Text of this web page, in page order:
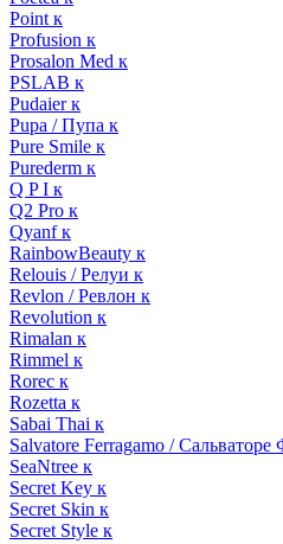
Point к
Profusion к
Prosalon Med к
PSLAB к
Pudaier к
Pupa / Пупа к
Pure Smile к
Purederm к
Q P I к
Q2 Pro к
Qyanf к
RainbowBeauty к
Relouis / Релуи к
Revlon / Ревлон к
Revolution к
Rimalan к
Rimmel к
Rorec к
Rozetta к
Sabai Thai к
Salvatore Ferragamo / Сальваторе
SeaNtree к
Secret Key к
Secret Skin к
Secret Style к